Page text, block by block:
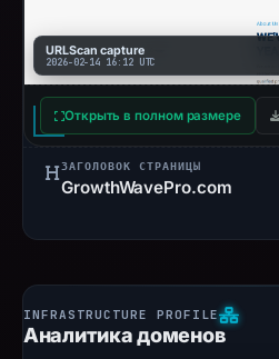
URLScan capture
2026-02-14 16:12 UTC
Открыть в полном размере
ЗАГОЛОВОК СТРАНИЦЫ
GrowthWavePro.com
Аналитика доменов